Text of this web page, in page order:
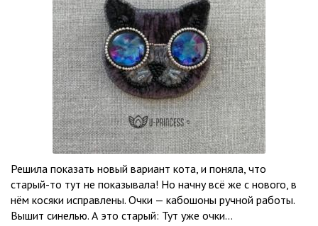
Решила показать новый вариант кота, и поняла, что
старый-то тут не показывала! Но начну всё же с нового, в
нём косяки исправлены. Очки — кабошоны ручной работы.
Вышит синелью. А это старый: Тут уже очки...